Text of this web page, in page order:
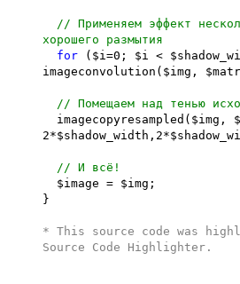
// Применяем эффект
хорошего размытия
for ($i=0; $i <
imageconvolution($img,
// Помещаем над тенью
imagecopyresampled($img,
// И всё!
$image = $img;
}
* This source code was
Source Code Highlighter .